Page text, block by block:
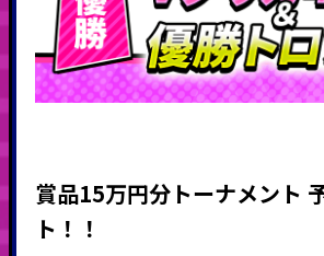
賞品15万円分トーナメント
ト！！